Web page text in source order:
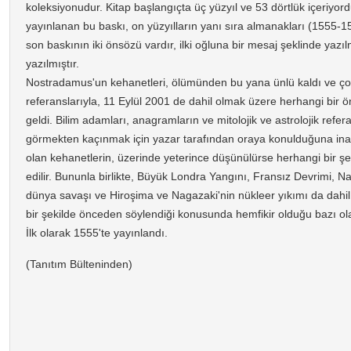
koleksiyonudur. Kitap başlangıçta üç yüzyıl ve 53 dörtlük
yayınlanan bu baskı, on yüzyılların yanı sıra almanakları
son baskının iki önsözü vardır, ilki oğluna bir mesaj şeklinde
yazılmıştır.
Nostradamus'un kehanetleri, ölümünden bu yana ünlü kaldı ve
referanslarıyla, 11 Eylül 2001 de dahil olmak üzere herhangi bir
geldi. Bilim adamları, anagramların ve mitolojik ve astrolojik
görmekten kaçınmak için yazar tarafından oraya konulduğuna
olan kehanetlerin, üzerinde yeterince düşünülürse herhangi bir
edilir. Bununla birlikte, Büyük Londra Yangını, Fransız Devrimi,
dünya savaşı ve Hiroşima ve Nagazaki'nin nükleer yıkımı da
bir şekilde önceden söylendiği konusunda hemfikir olduğu bazı
İlk olarak 1555'te yayınlandı.
(Tanıtım Bülteninden)